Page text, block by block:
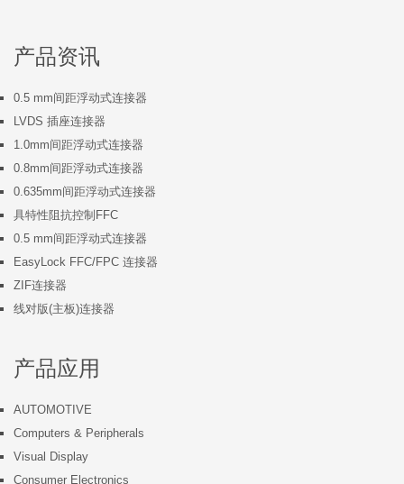
产品资讯
0.5 mm间距浮动式连接器
LVDS 插座连接器
1.0mm间距浮动式连接器
0.8mm间距浮动式连接器
0.635mm间距浮动式连接器
具特性阻抗控制FFC
0.5 mm间距浮动式连接器
EasyLock FFC/FPC 连接器
ZIF连接器
线对版(主板)连接器
产品应用
AUTOMOTIVE
Computers & Peripherals
Visual Display
Consumer Electronics